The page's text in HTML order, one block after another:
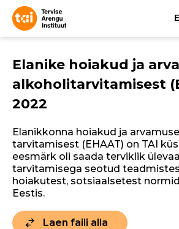
Elanike hoiakud ja
alkoholitarvitamisest
2022
Elanikkonna hoiakud ja
tarvitamisest (EHAAT) on TAI
eesmärk oli saada terviklik
tarvitamisega seotud
hoiakutest, sotsiaalsetest
Eestis.
Laen faili alla